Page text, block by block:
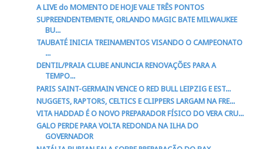
A LIVE do MOMENTO DE HOJE VALE TRÊS PONTOS
SUPREENDENTEMENTE, ORLANDO MAGIC BATE MILWAUKEE
BU...
TAUBATÉ INICIA TREINAMENTOS VISANDO O CAMPEONATO
...
DENTIL/PRAIA CLUBE ANUNCIA RENOVAÇÕES PARA A
TEMPO...
PARIS SAINT-GERMAIN VENCE O RED BULL LEIPZIG E EST...
NUGGETS, RAPTORS, CELTICS E CLIPPERS LARGAM NA FRE...
VITA HADDAD É O NOVO PREPARADOR FÍSICO DO VERA CRU...
GALO PERDE PARA VOLTA REDONDA NA ILHA DO
GOVERNADOR